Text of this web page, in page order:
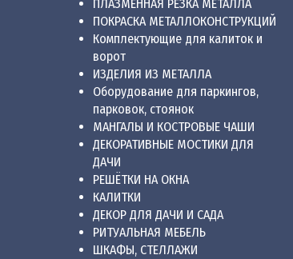
ПЛАЗМЕННАЯ РЕЗКА МЕТАЛЛА
ПОКРАСКА МЕТАЛЛОКОНСТРУКЦИЙ
Комплектующие для калиток и
ворот
ИЗДЕЛИЯ ИЗ МЕТАЛЛА
Оборудование для паркингов,
парковок, стоянок
МАНГАЛЫ И КОСТРОВЫЕ ЧАШИ
ДЕКОРАТИВНЫЕ МОСТИКИ ДЛЯ
ДАЧИ
РЕШЁТКИ НА ОКНА
КАЛИТКИ
ДЕКОР ДЛЯ ДАЧИ И САДА
РИТУАЛЬНАЯ МЕБЕЛЬ
ШКАФЫ, СТЕЛЛАЖИ